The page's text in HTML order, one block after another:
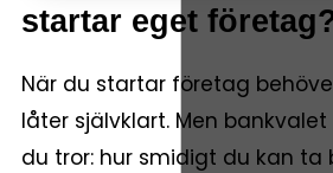
startar eget
När du startar företag
låter självklart. Men
du tror: hur smidigt du kan ta